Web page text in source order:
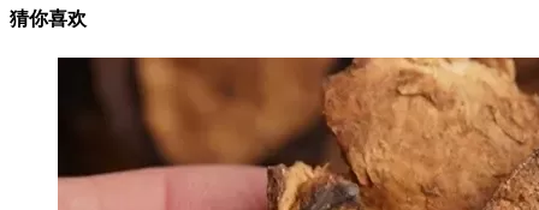
猜你喜欢